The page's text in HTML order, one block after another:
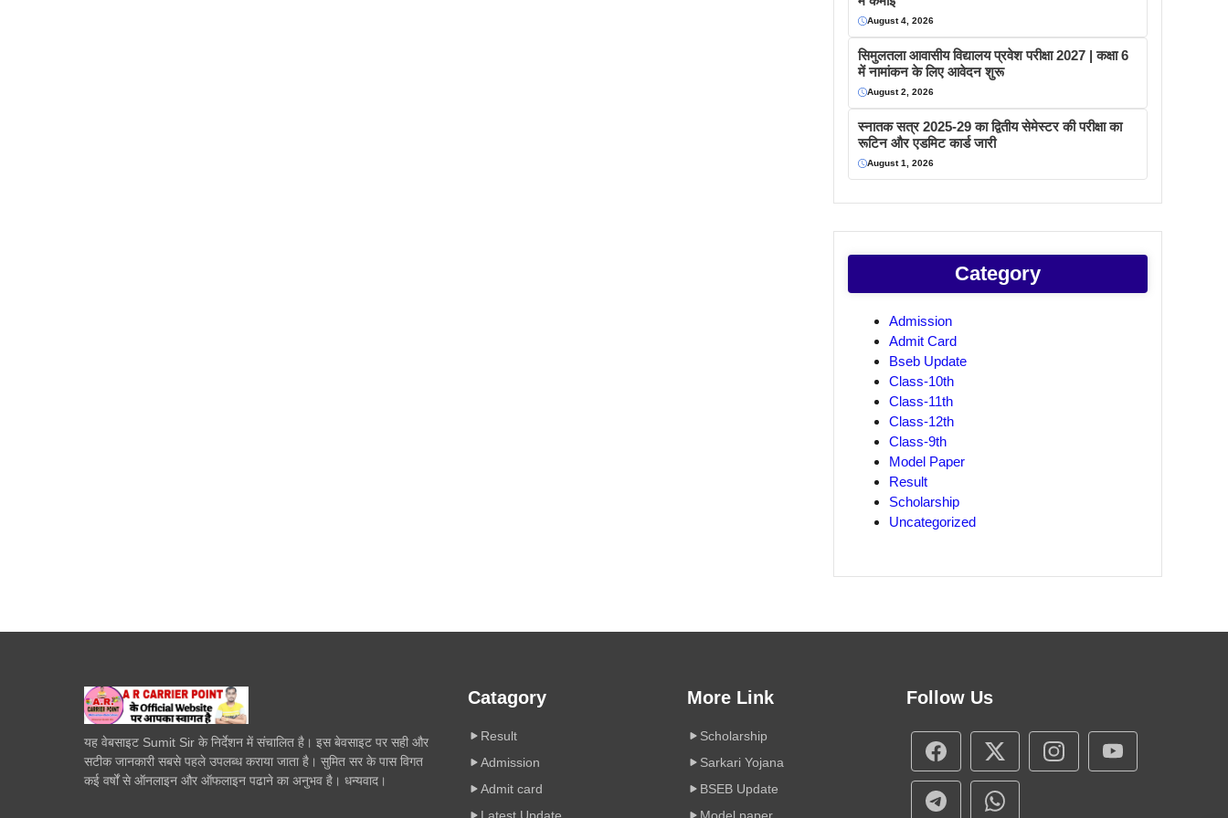
August 4, 2026
सिमुलतला आवासीय विद्यालय प्रवेश परीक्षा 2027 | कक्षा 6
में नामांकन के लिए आवेदन शुरू
August 2, 2026
स्नातक सत्र 2025-29 का द्वितीय सेमेस्टर की परीक्षा का
रूटिन और एडमिट कार्ड जारी
August 1, 2026
Category
Admission
Admit Card
Bseb Update
Class-10th
Class-11th
Class-12th
Class-9th
Model Paper
Result
Scholarship
Uncategorized
यह वेबसाइट Sumit Sir के निर्देशन में संचालित है। इस बेवसाइट पर सही और
सटीक जानकारी सबसे पहले उपलब्ध कराया जाता है। सुमित सर के पास विगत
कई वर्षों से ऑनलाइन और ऑफलाइन पढाने का अनुभव है। धन्यवाद।
Catagory
Result
Admission
Admit card
Latest Update
More Link
Scholarship
Sarkari Yojana
BSEB Update
Model paper
Follow Us